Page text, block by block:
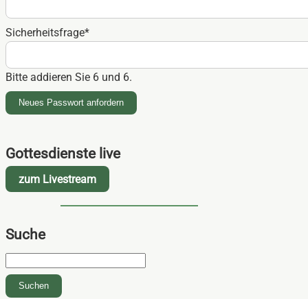
Pflichtfeld
Sicherheitsfrage*
Bitte addieren Sie 6 und 6.
Neues Passwort anfordern
Gottesdienste live
zum Livestream
Suche
Suchen